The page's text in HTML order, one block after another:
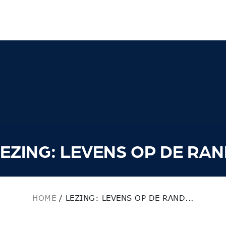
LEVENS OP DE
HOME / LEZING: LEVENS OP DE RAND...